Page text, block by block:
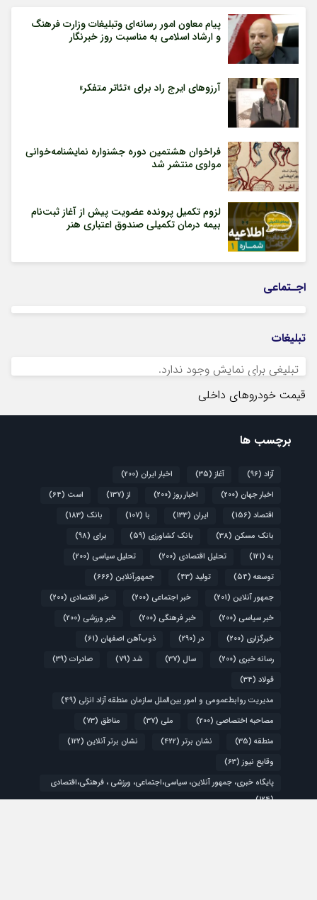
پیام معاون امور رسانه‌ای وتبلیغات وزارت فرهنگ
و ارشاد اسلامی به مناسبت روز خبرنگار
آرزوهای ایرج راد برای «تئاتر متفکر»
فراخوان هشتمین دوره جشنواره نمایشنامه‌خوانی
مولوی منتشر شد
لزوم تکمیل پرونده عضویت پیش از آغاز ثبت‌نام
بیمه درمان تکمیلی صندوق اعتباری هنر
اجـتماعی
تبلیغات
تبلیغی برای نمایش وجود ندارد.
قیمت خودروهای داخلی
برچسب ها
آزاد (96) آغاز (35) اخبار ایران (200)
اخبار جهان (200) اخبار روز (200) از (137) است (64)
اقتصاد (156) ایران (133) با (107) بانک (183)
بانک مسکن (38) بانک کشاورزی (59) برای (98)
به (121) تحلیل اقتصادی (200) تحلیل سیاسی (200)
توسعه (54) تولید (43) جمهورآنلاین (666)
جمهور آنلاین (201) خبر اجتماعی (200) خبر اقتصادی (200)
خبر سیاسی (200) خبر فرهنگی (200) خبر ورزشی (200)
خبرگزاری (200) در (290) ذوب‌آهن اصفهان (61)
رسانه خبری (200) سال (37) شد (79) صادرات (39)
فولاد (34)
مدیریت روابط‌عمومی و امور بین‌الملل سازمان منطقه آزاد انزلی (49)
مصاحبه اختصاصی (200) ملی (37) مناطق (73)
منطقه (35) نشان برتر (422) نشان برتر آنلاین (122)
وقایع نیوز (63)
پایگاه خبری، جمهور آنلاین، سیاسی،اجتماعی، ورزشی ، فرهنگی،اقتصادی
(124)